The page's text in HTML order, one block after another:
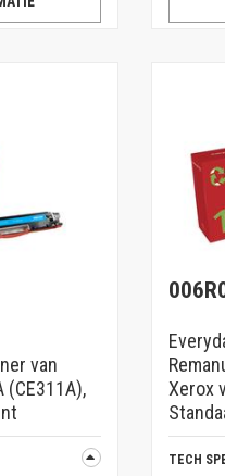
van
(CE311A),
Xerox
TECH